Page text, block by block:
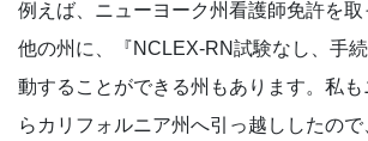
例えば、ニューヨーク州看護師免許を
他の州に、『NCLEX-RN試験なし、手
動することができる州もあります。私
らカリフォルニア州へ引っ越ししたの